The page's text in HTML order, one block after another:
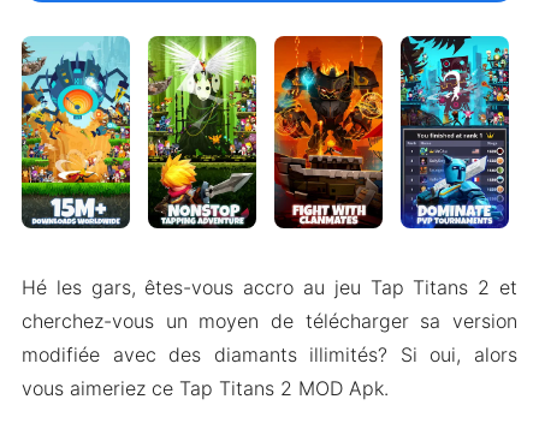
Hé les gars, êtes-vous accro au jeu Tap Titans 2 et
cherchez-vous un moyen de télécharger sa version
modifiée avec des diamants illimités? Si oui, alors
vous aimeriez ce Tap Titans 2 MOD Apk.